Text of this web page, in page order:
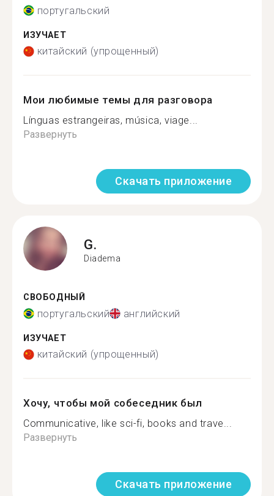
португальский
ИЗУЧАЕТ
китайский (упрощенный)
Мои любимые темы для разговора
Línguas estrangeiras, música, viage...
Развернуть
Скачать приложение
G.
Diadema
СВОБОДНЫЙ
португальский английский
ИЗУЧАЕТ
китайский (упрощенный)
Хочу, чтобы мой собеседник был
Communicative, like sci-fi, books and trave...
Развернуть
Скачать приложение